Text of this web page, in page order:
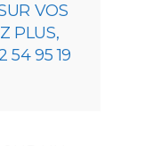
VOS
PLUS,
54 95 19